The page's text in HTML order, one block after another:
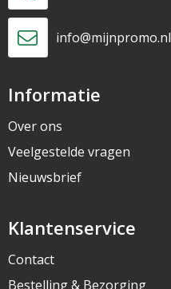
info@mijnpromo.nl
Informatie
Over ons
Veelgestelde vragen
Nieuwsbrief
Klantenservice
Contact
Bestelling & Bezorging